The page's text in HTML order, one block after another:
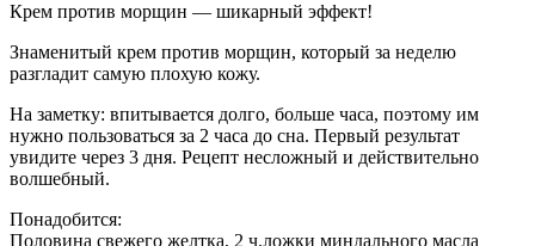
Крем против морщин — шикарный эффект!
Знаменитый крем против морщин, который за неделю
разгладит самую плохую кожу.
На заметку: впитывается долго, больше часа, поэтому им
нужно пользоваться за 2 часа до сна. Первый результат
увидите через 3 дня. Рецепт несложный и действительно
волшебный.
Понадобится:
Половина свежего желтка, 2 ч.ложки миндального масла